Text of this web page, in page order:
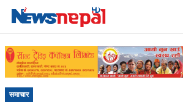
समाचार